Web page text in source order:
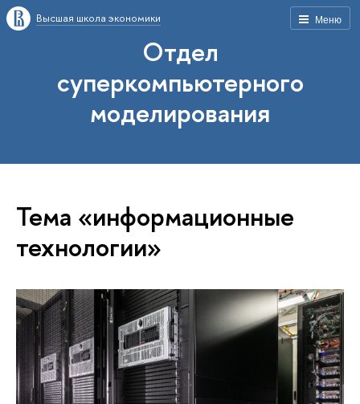
Меню
Высшая школа экономики
Отдел
суперкомпьютерного
моделирования
Тема «информационные
технологии»